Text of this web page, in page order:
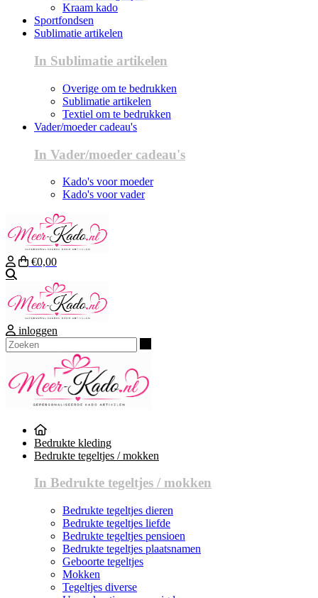
Kraam kado
Sportfondsen
Sublimatie artikelen
In Sublimatie artikelen
Overige om te bedrukken
Sublimatie artikelen
Textiel om te bedrukken
Vader/moeder cadeau's
In Vader/moeder cadeau's
Kado's voor moeder
Kado's voor vader
€0,00
inloggen
Bedrukte kleding
Bedrukte tegeltjes / mokken
In Bedrukte tegeltjes / mokken
Bedrukte tegeltjes dieren
Bedrukte tegeltjes liefde
Bedrukte tegeltjes pensioen
Bedrukte tegeltjes plaatsnamen
Geboorte tegeltjes
Mokken
Tegeltjes diverse